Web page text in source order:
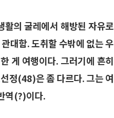
의 굴레에서 해방된 자유로
대함. 도취할 수밖에 없는 우
게 여행이다. 그러기에 흔히
정(48)은 좀 다르다. 그는 여
역(?)이다.